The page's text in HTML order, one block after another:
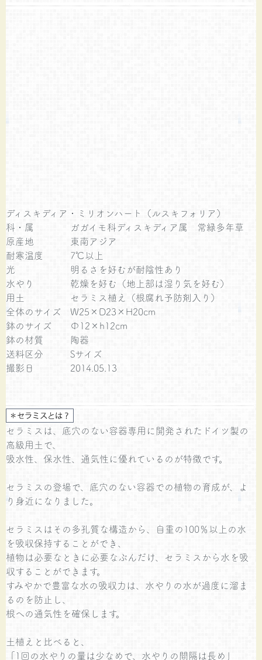
ディスキディア・ミリオンハート（ルスキフォリア）
科・属
ガガイモ科ディスキディア属 常緑多年草
原産地
東南アジア
耐寒温度
7℃以上
光
明るさを好むが耐陰性あり
水やり
乾燥を好む（地上部は湿り気を好む）
用土
セラミス植え（根腐れ予防剤入り）
全体のサイズ
W25×D23×H20cm
鉢のサイズ
Φ12×h12cm
鉢の材質
陶器
送料区分
Sサイズ
撮影日
2014.05.13
セラミスは、底穴のない容器専用に開発されたドイツ製の
高級用土で、
吸水性、保水性、通気性に優れているのが特徴です。
セラミスの登場で、底穴のない容器での植物の育成が、よ
り身近になりました。
セラミスはその多孔質な構造から、自重の100％以上の水
を吸収保持することができ、
植物は必要なときに必要なぶんだけ、セラミスから水を吸
収することができます。
すみやかで豊富な水の吸収力は、水やりの水が過度に溜ま
るのを防止し、
根への通気性を確保します。
土植えと比べると、
「1回の水やりの量は少なめで、水やりの間隔は長め」